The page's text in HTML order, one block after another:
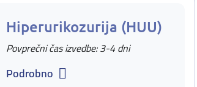
Hiperurikozurija (HUU)
Povprečni čas izvedbe: 3-4 dni
Podrobno